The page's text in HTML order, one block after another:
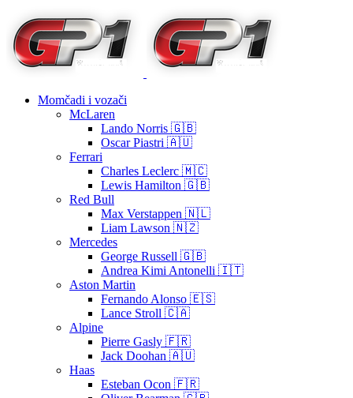
Momčadi i vozači
McLaren
Lando Norris 🇬🇧
Oscar Piastri 🇦🇺
Ferrari
Charles Leclerc 🇲🇨
Lewis Hamilton 🇬🇧
Red Bull
Max Verstappen 🇳🇱
Liam Lawson 🇳🇿
Mercedes
George Russell 🇬🇧
Andrea Kimi Antonelli 🇮🇹
Aston Martin
Fernando Alonso 🇪🇸
Lance Stroll 🇨🇦
Alpine
Pierre Gasly 🇫🇷
Jack Doohan 🇦🇺
Haas
Esteban Ocon 🇫🇷